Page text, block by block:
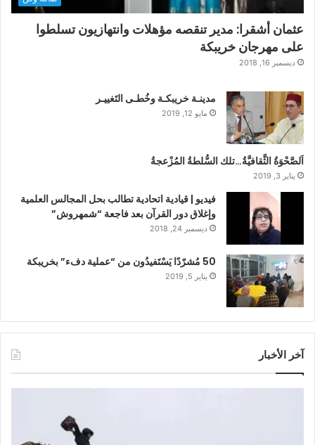
عثمان أشقرا: مدير تنقصه مؤهلات وانتهازيون تسلطوا
على مهرجان خريبكة
ديسمبر 16, 2018
مدينـة خريبكـة وخُطـى التَغييـر
مايو 12, 2019
اَلصَّحْوَةُ الثَّقافيَّةُ…تلك السُّلطةُ المُزْعجةُ
يناير 3, 2019
فيديو | قيادية اتحادية تطالب بحل المجالس العلمية
وإغلاق دور القرآن بعد فاجعة “شمهروش”
ديسمبر 24, 2018
50 مُشرّدًا يَسْتَفيدُون من “عملية دفء” بخريبكة
يناير 5, 2019
آخر الأخبار